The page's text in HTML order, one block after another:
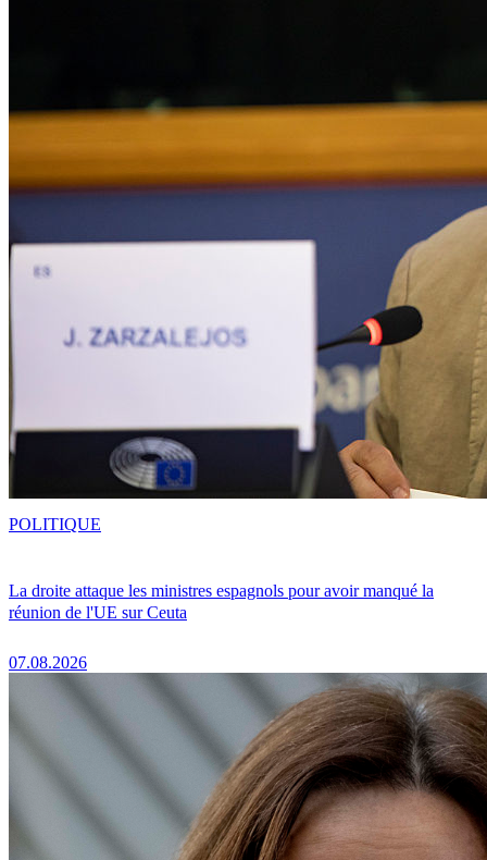
La droite attaque les ministres espagnols pour avoir manqué la
réunion de l'UE sur Ceuta
07.08.2026
POLITIQUE